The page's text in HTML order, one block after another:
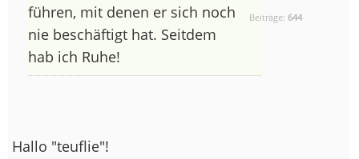
Beiträge:644
führen, mit denen er sich noch
nie beschäftigt hat. Seitdem
hab ich Ruhe!
Hallo "teuflie"!